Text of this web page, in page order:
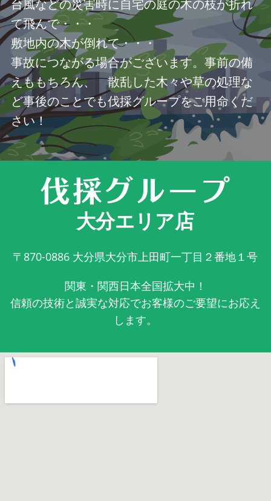
台風などの災害時に自宅の庭の木の枝が折れ
て飛んで・・・
敷地内の木が倒れて・・・
事故につながる場合がございます。事前の備
えももちろん、 散乱した木々や草の処理な
ど事後のことでも伐採グループをご用命くだ
さい！
大分エリア店
〒870-0886 大分県大分市上田町一丁目２番地１号
関東・関西日本全国拡大中！
信頼の技術と誠実な対応でお客様のご要望にお応え
します。